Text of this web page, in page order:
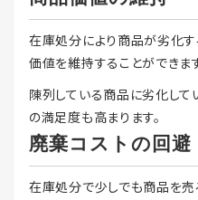
在庫処分により商品が劣化す
価値を維持することができま
陳列している商品に劣化して
の満足度も高まります。
廃棄コストの回避
在庫処分で少しでも商品を売